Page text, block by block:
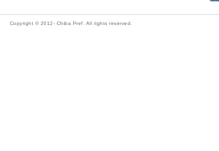
Copyright © 2012- Chiba Pref. All rights reserved.